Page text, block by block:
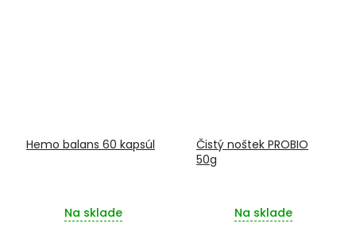
Hemo balans 60 kapsúl
Na sklade
Čistý noštek PROBIO
50g
Na sklade